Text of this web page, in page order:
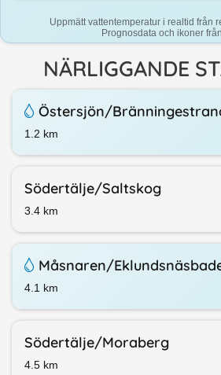
Uppmätt vattentemperatur i realtid från
Prognosdata och ikoner
NÄRLIGGANDE
Östersjön/​
1.2 km
Södertälje/​Saltskog
3.4 km
Måsnaren/​
4.1 km
Södertälje/​Moraberg
4.5 km